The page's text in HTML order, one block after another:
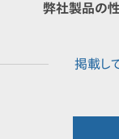
弊社製品の性